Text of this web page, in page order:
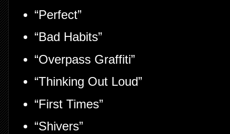
“Perfect”
“Bad Habits”
“Overpass Graffiti”
“Thinking Out Loud”
“First Times”
“Shivers”